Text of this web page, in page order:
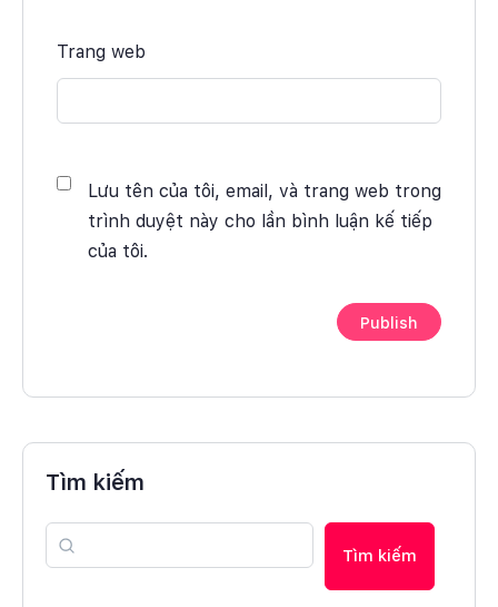
Trang web
Lưu tên của tôi, email, và trang web trong
trình duyệt này cho lần bình luận kế tiếp
của tôi.
Tìm kiếm
Tìm kiếm